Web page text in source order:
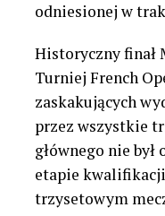
odniesionej w
Historyczny finał
Turniej French
zaskakujących
przez wszystkie
głównego nie
etapie
trzysetowym